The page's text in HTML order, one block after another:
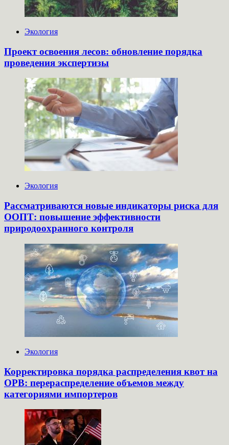
Экология
Проект освоения лесов: обновление порядка
проведения экспертизы
Экология
Рассматриваются новые индикаторы риска для
ООПТ: повышение эффективности
природоохранного контроля
Экология
Корректировка порядка распределения квот на
ОРВ: перераспределение объемов между
категориями импортеров